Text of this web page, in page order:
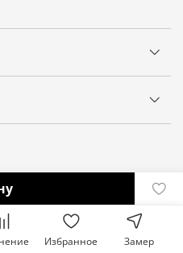
Избранное Замер